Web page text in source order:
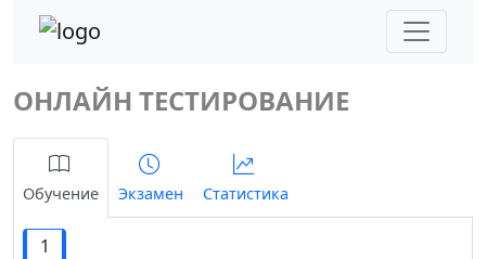
ОНЛАЙН ТЕСТИРОВАНИЕ
Обучение Экзамен Статистика
1